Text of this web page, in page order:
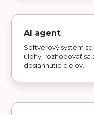
AI agent
Softvérový systém
úlohy, rozhodovať
dosiahnutie cieľov.